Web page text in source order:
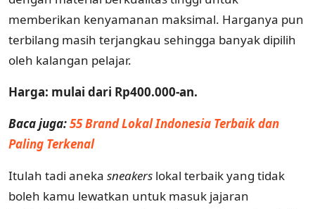
memberikan kenyamanan maksimal. Harganya pun
terbilang masih terjangkau sehingga banyak dipilih
oleh kalangan pelajar.
Harga: mulai dari Rp400.000-an.
Baca juga:55 Brand Lokal Indonesia Terbaik dan
Paling Terkenal
Itulah tadi aneka sneakers lokal terbaik yang tidak
boleh kamu lewatkan untuk masuk jajaran